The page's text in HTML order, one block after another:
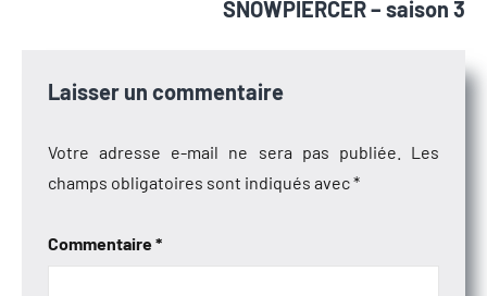
SNOWPIERCER – saison 3
Laisser un commentaire
Votre adresse e-mail ne sera pas publiée.
Les
champs obligatoires sont indiqués avec*
Commentaire*